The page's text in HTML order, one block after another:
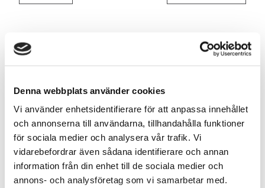
Denna webbplats använder cookies
Vi använder enhetsidentifierare för att anpassa innehållet
och annonserna till användarna, tillhandahålla funktioner
för sociala medier och analysera vår trafik. Vi
vidarebefordrar även sådana identifierare och annan
information från din enhet till de sociala medier och
annons- och analysföretag som vi samarbetar med.
Relaterade referenser